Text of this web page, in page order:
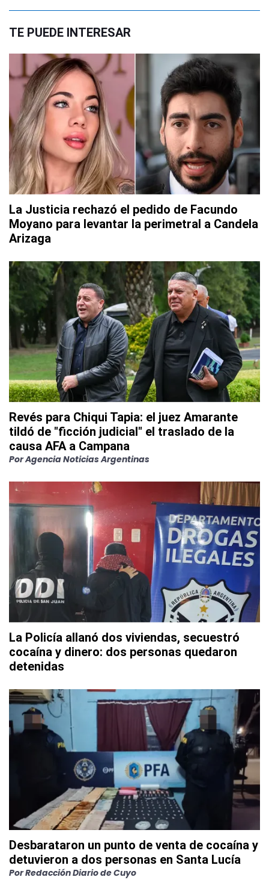
TE PUEDE INTERESAR
La Justicia rechazó el pedido de Facundo
Moyano para levantar la perimetral a Candela
Arizaga
Revés para Chiqui Tapia: el juez Amarante
tildó de "ficción judicial" el traslado de la
causa AFA a Campana
PorAgencia Noticias Argentinas
La Policía allanó dos viviendas, secuestró
cocaína y dinero: dos personas quedaron
detenidas
Desbarataron un punto de venta de cocaína y
detuvieron a dos personas en Santa Lucía
PorRedacción Diario de Cuyo